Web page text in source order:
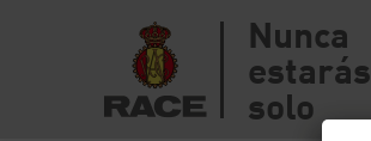
Nunca
estarás
solo